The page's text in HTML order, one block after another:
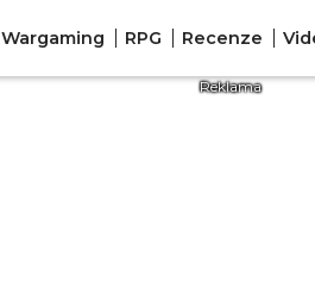
Wargaming RPG Recenze